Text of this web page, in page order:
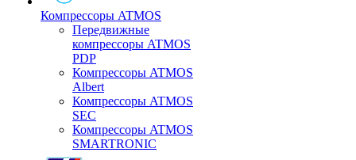
Компрессоры ATMOS
Передвижные
компрессоры ATMOS
PDP
Компрессоры ATMOS
Albert
Компрессоры ATMOS
SEC
Компрессоры ATMOS
SMARTRONIC